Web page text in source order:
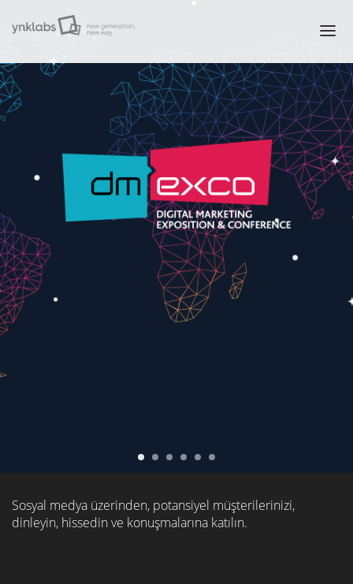
Projeler
Servisler
White Papers
Hakkımızda
Sosyal medya üzerinden, potansiyel müşterilerinizi,
dinleyin, hissedin ve konuşmalarına katılın.